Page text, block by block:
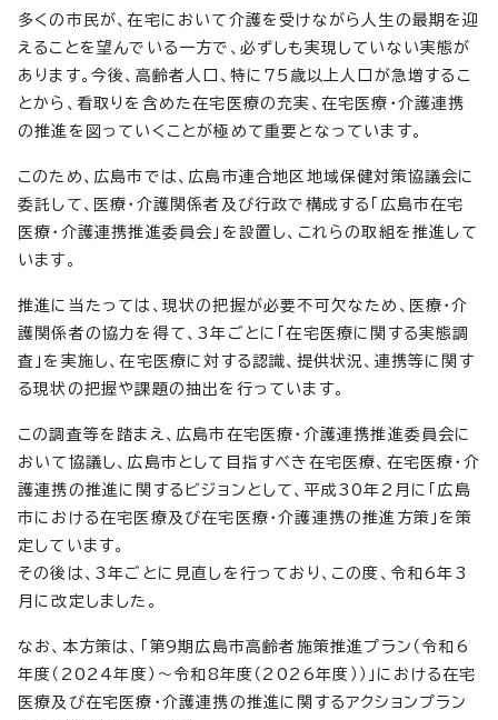
多くの市民が、在宅において介護を受けながら人生の最期を迎
えることを望んでいる一方で、必ずしも実現していない実態が
あります。今後、高齢者人口、特に75歳以上人口が急増するこ
とから、看取りを含めた在宅医療の充実、在宅医療・介護連携
の推進を図っていくことが極めて重要となっています。
このため、広島市では、広島市連合地区地域保健対策協議会に
委託して、医療・介護関係者及び行政で構成する「広島市在宅
医療・介護連携推進委員会」を設置し、これらの取組を推進して
います。
推進に当たっては、現状の把握が必要不可欠なため、医療・介
護関係者の協力を得て、3年ごとに「在宅医療に関する実態調
査」を実施し、在宅医療に対する認識、提供状況、連携等に関す
る現状の把握や課題の抽出を行っています。
この調査等を踏まえ、広島市在宅医療・介護連携推進委員会に
おいて協議し、広島市として目指すべき在宅医療、在宅医療・介
護連携の推進に関するビジョンとして、平成30年2月に「広島
市における在宅医療及び在宅医療・介護連携の推進方策」を策
定しています。
その後は、3年ごとに見直しを行っており、この度、令和6年3
月に改定しました。
なお、本方策は、「第9期広島市高齢者施策推進プラン（令和6
年度（2024年度）～令和8年度（2026年度））」における在宅
医療及び在宅医療・介護連携の推進に関するアクションプラン